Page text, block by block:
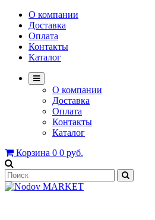
О компании
Доставка
Оплата
Контакты
Каталог
О компании
Доставка
Оплата
Контакты
Каталог
Корзина 0 0 руб.